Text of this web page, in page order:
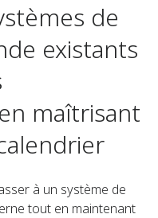
de
existants
maîtrisant
à un système de
tout en maintenant